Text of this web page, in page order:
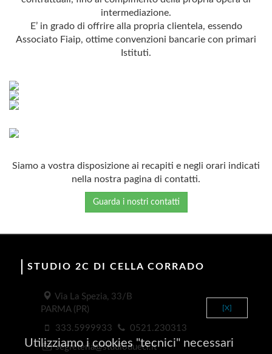
intermediazione.
E’ in grado di offrire alla propria clientela, essendo
Associato Fiaip, ottime convenzioni bancarie con primari
Istituti.
Siamo a vostra disposizione ai recapiti e negli orari indicati
nella nostra pagina di contatti.
Guarda i nostri contatti
STUDIO 2C DI CELLA CORRADO
Via La Spezia, 33/B
PARMA (PR)
333.5999933 0521.230313
segreteria@studiodueci.it
[X]
Utilizziamo i cookies "tecnici" necessari